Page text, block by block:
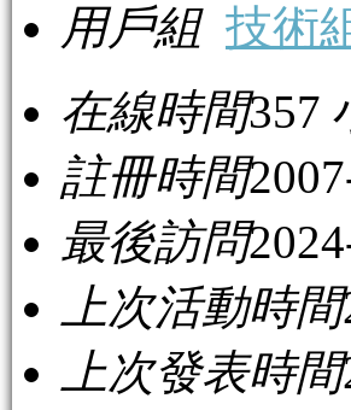
用戶組 技術
在線時間357
註冊時間
最後訪問
上次活動時間
上次發表時間